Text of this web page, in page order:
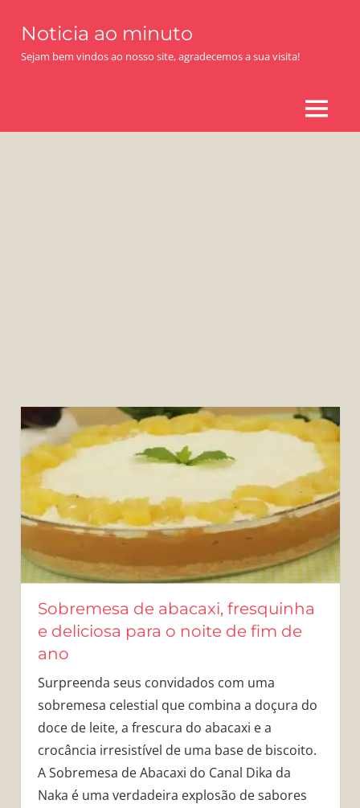
content
Noticia ao minuto
Sejam bem vindos ao nosso site, agradecemos a sua visita!
MENU
Sobremesa de abacaxi, fresquinha
e deliciosa para o noite de fim de
ano
Surpreenda seus convidados com uma
sobremesa celestial que combina a doçura do
doce de leite, a frescura do abacaxi e a
crocância irresistível de uma base de biscoito.
A Sobremesa de Abacaxi do Canal Dika da
Naka é uma verdadeira explosão de sabores